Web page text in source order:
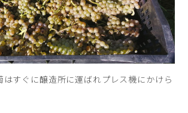
すぐに醸造所に運ばれプレス機にかけら